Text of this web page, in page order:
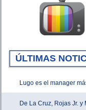
ÚLTIMAS
Lugo es el manager
De La Cruz, Rojas Jr.